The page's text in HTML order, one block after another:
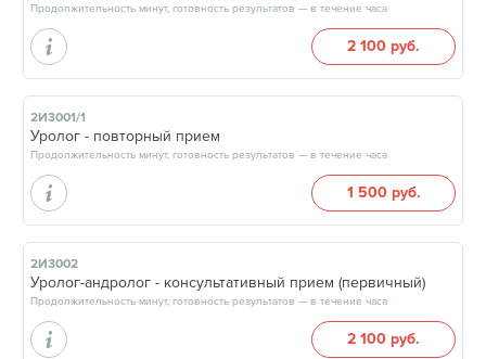
Продолжительность минут, готовность результатов — в течение часа
2 100 руб.
2И3001/1
Уролог - повторный прием
Продолжительность минут, готовность результатов — в течение часа
1 500 руб.
2И3002
Уролог-андролог - консультативный прием (первичный)
Продолжительность минут, готовность результатов — в течение часа
2 100 руб.